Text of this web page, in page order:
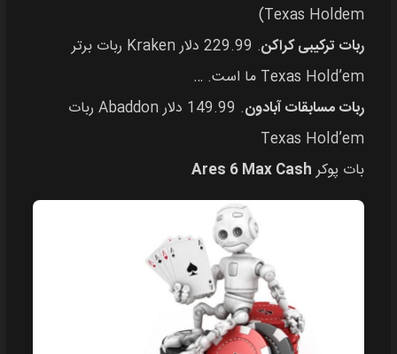
Texas Holdem)
ربات ترکیبی کراکن
. 229.99 دلار Kraken ربات برتر
Texas Hold’em ما است. …
ربات مسابقات آبادون
. 149.99 دلار Abaddon ربات
Texas Hold’em
بات پوکرAres 6 Max Cash